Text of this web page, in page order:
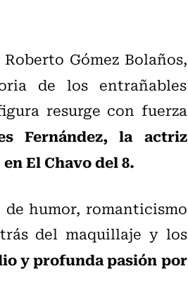
Gómez Bolaños,
de los entrañables
resurge con fuerza
Fernández, la actriz
El Chavo del 8.
humor, romanticismo
del maquillaje y los
y profunda pasión por